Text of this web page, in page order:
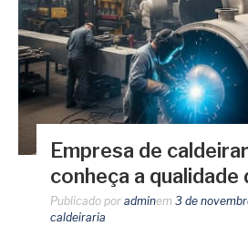
Empresa de
conheça a qualidade
Publicado por adminem 3 de
caldeiraria